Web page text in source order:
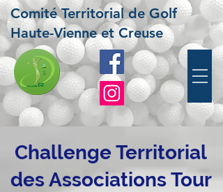
Comité Territorial de Golf
Haute-Vienne et Creuse
Challenge Territorial
des Associations Tour